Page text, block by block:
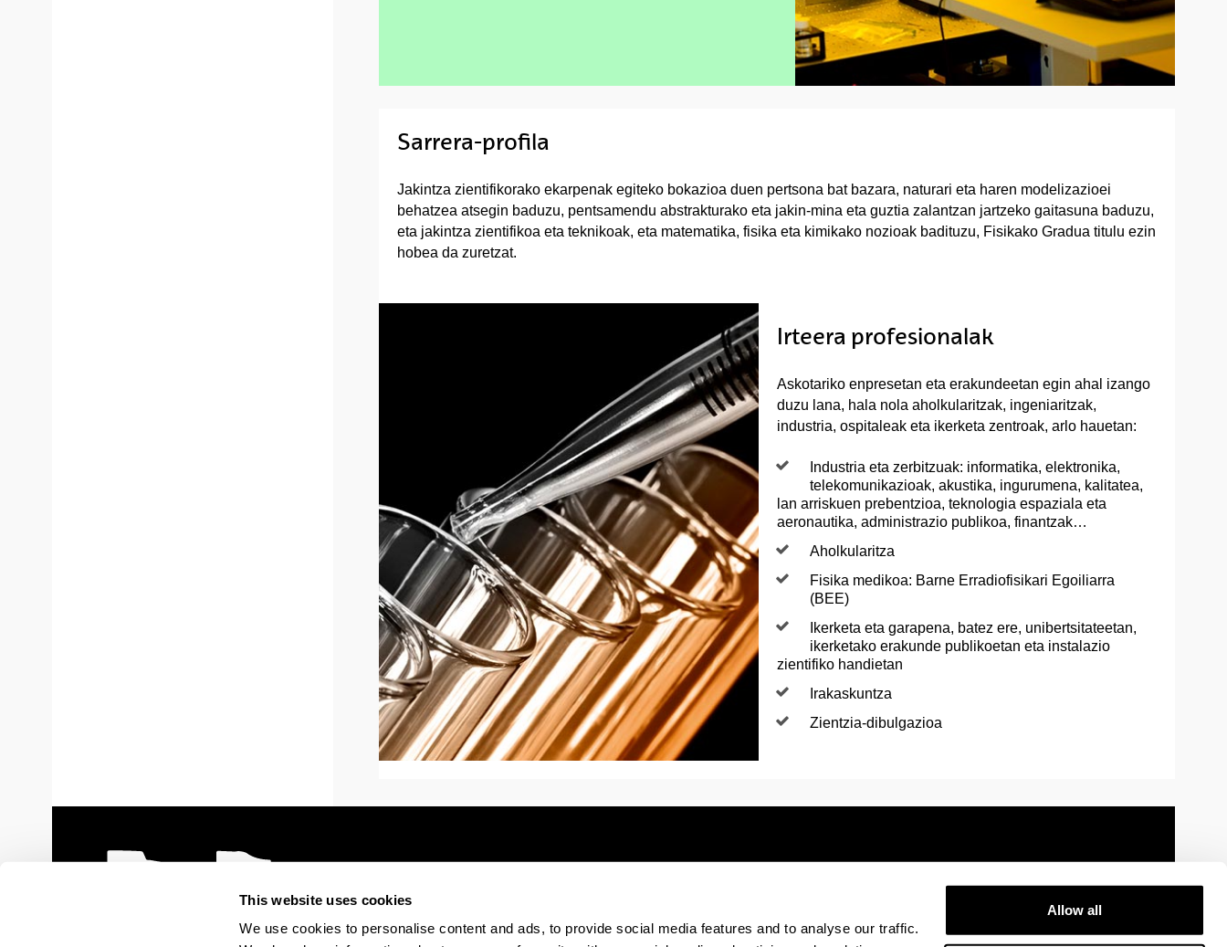
This website uses cookies
We use cookies to personalise content and ads, to provide social media features and to analyse our traffic.
Allow all
Sarrera-profila
Jakintza zientifikorako ekarpenak egiteko bokazioa duen pertsona bat bazara, naturari eta haren modelizazioei
behatzea atsegin baduzu, pentsamendu abstrakturako eta jakin-mina eta guztia zalantzan jartzeko gaitasuna baduzu,
eta jakintza zientifikoa eta teknikoak, eta matematika, fisika eta kimikako nozioak badituzu, Fisikako Gradua titulu ezin
hobea da zuretzat.
Irteera profesionalak
Askotariko enpresetan eta erakundeetan egin ahal izango
duzu lana, hala nola aholkularitzak, ingeniaritzak,
industria, ospitaleak eta ikerketa zentroak, arlo hauetan:
Industria eta zerbitzuak: informatika, elektronika,
telekomunikazioak, akustika, ingurumena, kalitatea,
lan arriskuen prebentzioa, teknologia espaziala eta
aeronautika, administrazio publikoa, finantzak…
Aholkularitza
Fisika medikoa: Barne Erradiofisikari Egoiliarra
(BEE)
Ikerketa eta garapena, batez ere, unibertsitateetan,
ikerketako erakunde publikoetan eta instalazio
zientifiko handietan
Irakaskuntza
Zientzia-dibulgazioa
Contact